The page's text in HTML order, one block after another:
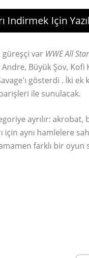
Indirmek Için
güreşçi var WWE All
Andre, Büyük Şov,
gösterdi . İki
ile sunulacak.
ayrılır:
için aynı hamlelere
farklı bir oyun